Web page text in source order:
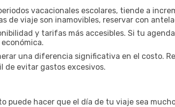
vacacionales escolares, tiende a
de viaje son inamovibles, reservar con
y tarifas más accesibles. Si tu
una diferencia significativa en el costo.
de evitar gastos excesivos.
puede hacer que el día de tu viaje sea